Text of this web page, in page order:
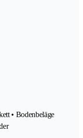
• Bodenbeläge